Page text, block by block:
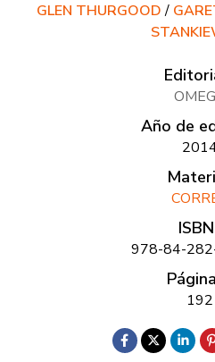
GLEN THURGOOD/
Año de
978-84-
192